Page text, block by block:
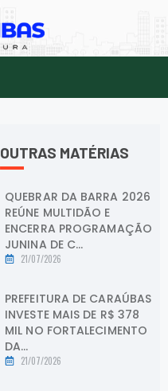
OUTRAS MATÉRIAS
QUEBRAR DA BARRA 2026
REÚNE MULTIDÃO E
ENCERRA PROGRAMAÇÃO
JUNINA DE C...
21/07/2026
PREFEITURA DE CARAÚBAS
INVESTE MAIS DE R$ 378
MIL NO FORTALECIMENTO
DA...
21/07/2026